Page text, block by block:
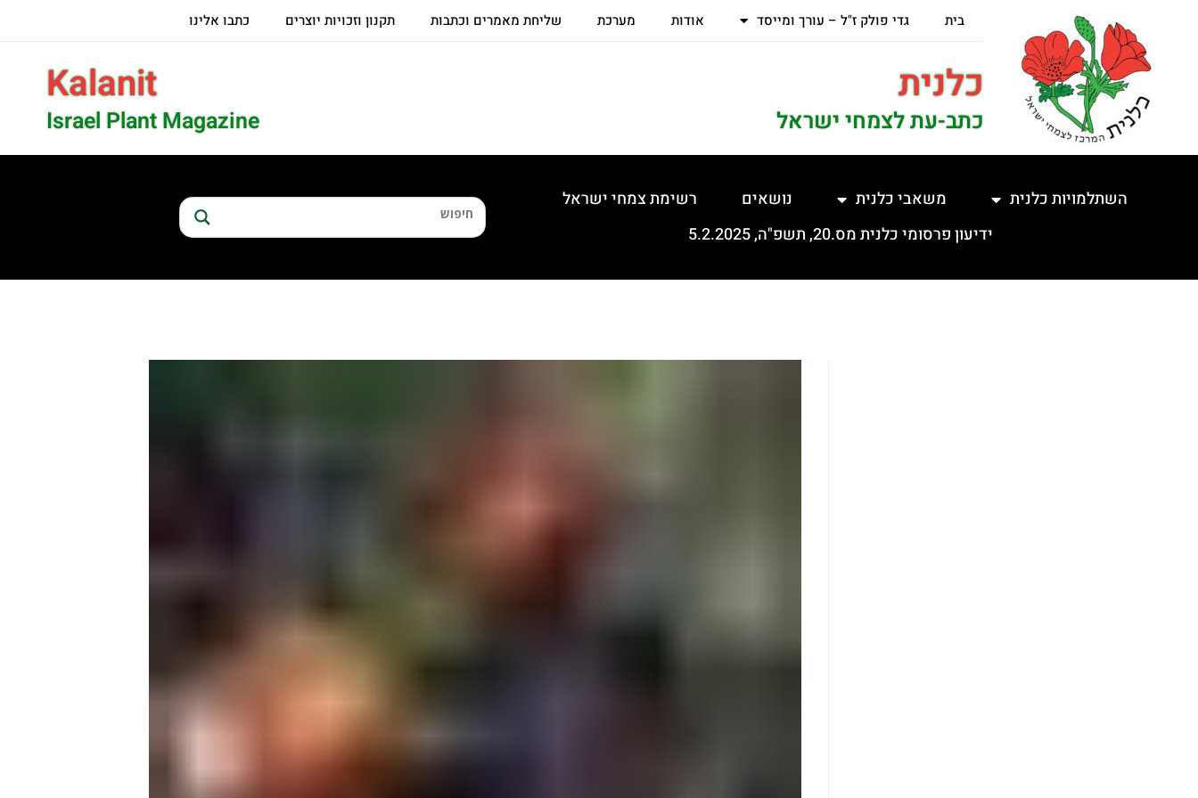
בית גדי פולק ז"ל – עורך ומייסד אודות מערכת שליחת מאמרים וכתבות תקנון וזכויות יוצרים כתבו אלינו
כלנית
כתב-עת לצמחי ישראל
Kalanit
Israel Plant Magazine
השתלמויות כלנית משאבי כלנית נושאים
רשימת צמחי ישראל
ידיעון פרסומי כלנית מס.20, תשפ"ה, 5.2.2025